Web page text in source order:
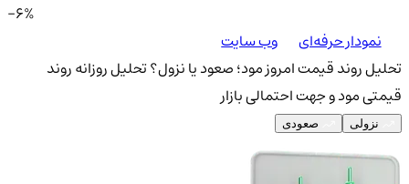
-6%
نمودار حرفه‌ای
وب سایت
تحلیل روند قیمت امروز مود؛ صعود یا نزول؟تحلیل روزانه روند
قیمتی مود و جهت احتمالی بازار
نزولی صعودی